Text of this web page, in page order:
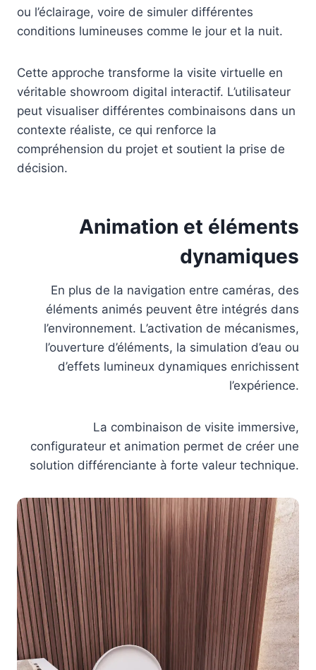
ou l’éclairage, voire de simuler différentes
conditions lumineuses comme le jour et la nuit.
Cette approche transforme la visite virtuelle en
véritable showroom digital interactif. L’utilisateur
peut visualiser différentes combinaisons dans un
contexte réaliste, ce qui renforce la
compréhension du projet et soutient la prise de
décision.
Animation et éléments
dynamiques
En plus de la navigation entre caméras, des
éléments animés peuvent être intégrés dans
l’environnement. L’activation de mécanismes,
l’ouverture d’éléments, la simulation d’eau ou
d’effets lumineux dynamiques enrichissent
l’expérience.
La combinaison de visite immersive,
configurateur et animation permet de créer une
solution différenciante à forte valeur technique.